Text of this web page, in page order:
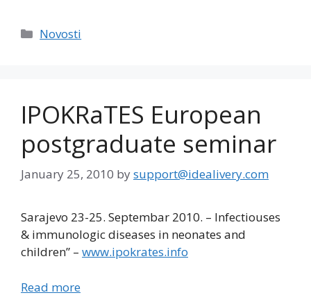
Categories
Novosti
IPOKRaTES European
postgraduate seminar
January 25, 2010 bysupport@idealivery.com
Sarajevo 23-25. Septembar 2010. – Infectiouses
& immunologic diseases in neonates and
children” – www.ipokrates.info
Read more